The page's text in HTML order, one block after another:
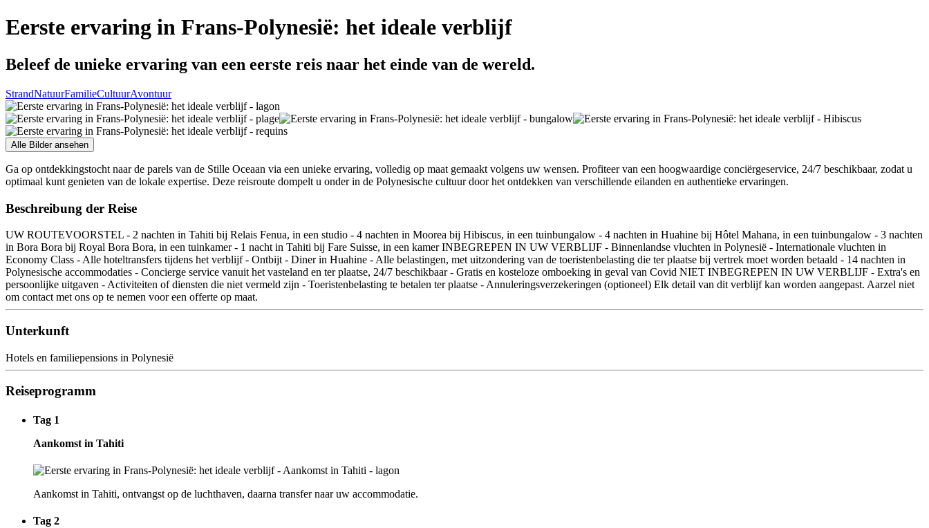
Eerste ervaring in Frans-Polynesië: het ideale verblijf
Beleef de unieke ervaring van een eerste reis naar het einde van de wereld.
StrandNatuurFamilieCultuurAvontuur
Alle Bilder ansehen
Ga op ontdekkingstocht naar de parels van de Stille Oceaan via een unieke ervaring, volledig op maat gemaakt volgens uw wensen. Profiteer van een hoogwaardige conciërgeservice, 24/7 beschikbaar, zodat u
optimaal kunt genieten van de lokale expertise. Deze reisroute dompelt u onder in de Polynesische cultuur door het ontdekken van verschillende eilanden en authentieke ervaringen.
Beschreibung der Reise
UW ROUTEVOORSTEL - 2 nachten in Tahiti bij Relais Fenua, in een studio - 4 nachten in Moorea bij Hibiscus, in een tuinbungalow - 4 nachten in Huahine bij Hôtel Mahana, in een tuinbungalow - 3 nachten
in Bora Bora bij Royal Bora Bora, in een tuinkamer - 1 nacht in Tahiti bij Fare Suisse, in een kamer INBEGREPEN IN UW VERBLIJF - Binnenlandse vluchten in Polynesië - Internationale vluchten in
Economy Class - Alle hoteltransfers tijdens het verblijf - Ontbijt - Diner in Huahine - Alle belastingen, met uitzondering van de toeristenbelasting die ter plaatse bij vertrek moet worden betaald - 14 nachten in
Polynesische accommodaties - Concierge service vanuit het vasteland en ter plaatse, 24/7 beschikbaar - Gratis en kosteloze omboeking in geval van Covid NIET INBEGREPEN IN UW VERBLIJF - Extra's en
persoonlijke uitgaven - Activiteiten of diensten die niet vermeld zijn - Toeristenbelasting te betalen ter plaatse - Annuleringsverzekeringen (optioneel) Elk detail van dit verblijf kan worden aangepast. Aarzel niet
om contact met ons op te nemen voor een offerte op maat.
Unterkunft
Hotels en familiepensions in Polynesië
Reiseprogramm
Tag 1
Aankomst in Tahiti
Aankomst in Tahiti, ontvangst op de luchthaven, daarna transfer naar uw accommodatie.
Tag 2